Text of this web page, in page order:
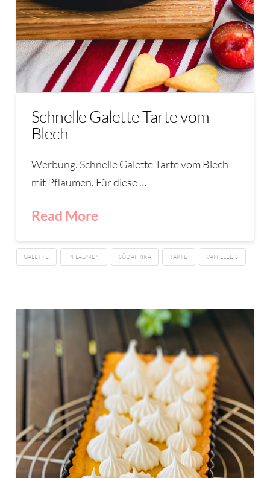
Schnelle Galette Tarte vom
Blech
Werbung. Schnelle Galette Tarte vom Blech
mit Pflaumen. Für diese …
Read More
GALETTE PFLAUMEN SÜDAFRIKA TARTE VANILLEEIS